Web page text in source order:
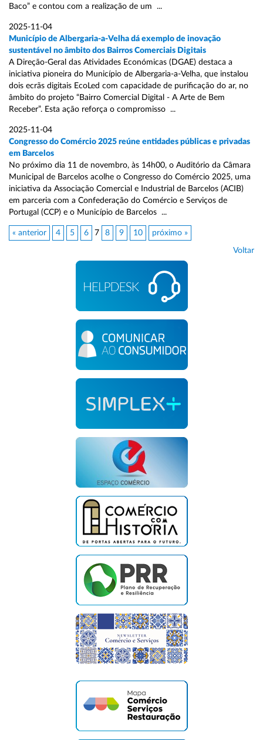
Baco” e contou com a realização de um ...
2025-11-04
Município de Albergaria-a-Velha dá exemplo de inovação
sustentável no âmbito dos Bairros Comerciais Digitais
A Direção-Geral das Atividades Económicas (DGAE) destaca a
iniciativa pioneira do Município de Albergaria-a-Velha, que instalou
dois ecrãs digitais EcoLed com capacidade de purificação do ar, no
âmbito do projeto “Bairro Comercial Digital - A Arte de Bem
Receber”. Esta ação reforça o compromisso ...
2025-11-04
Congresso do Comércio 2025 reúne entidades públicas e privadas
em Barcelos
No próximo dia 11 de novembro, às 14h00, o Auditório da Câmara
Municipal de Barcelos acolhe o Congresso do Comércio 2025, uma
iniciativa da Associação Comercial e Industrial de Barcelos (ACIB)
em parceria com a Confederação do Comércio e Serviços de
Portugal (CCP) e o Município de Barcelos ...
« anterior 4 5 6 7 8 9 10 próximo »
Voltar